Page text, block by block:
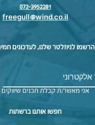
072-3952281
freegull@wind.co.il
הרשמו לניוזלטר שלנו, לעדכונים
אני מאשר/ת קבלת תכנים שיווקים
חפשו אותנו ברשתות